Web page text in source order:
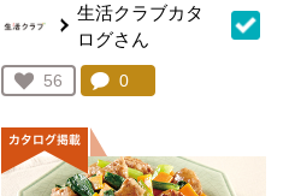
生活クラブカタ
ログさん
お気に入り登録：
56
人が登録
コメント：
0件。コメントを見る。